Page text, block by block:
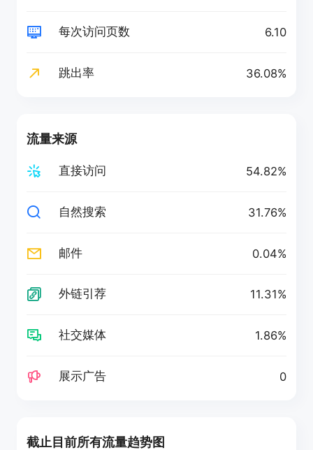
每次访问页数 6.10
跳出率 36.08%
流量来源
直接访问 54.82%
自然搜索 31.76%
邮件 0.04%
外链引荐 11.31%
社交媒体 1.86%
展示广告 0
截止目前所有流量趋势图